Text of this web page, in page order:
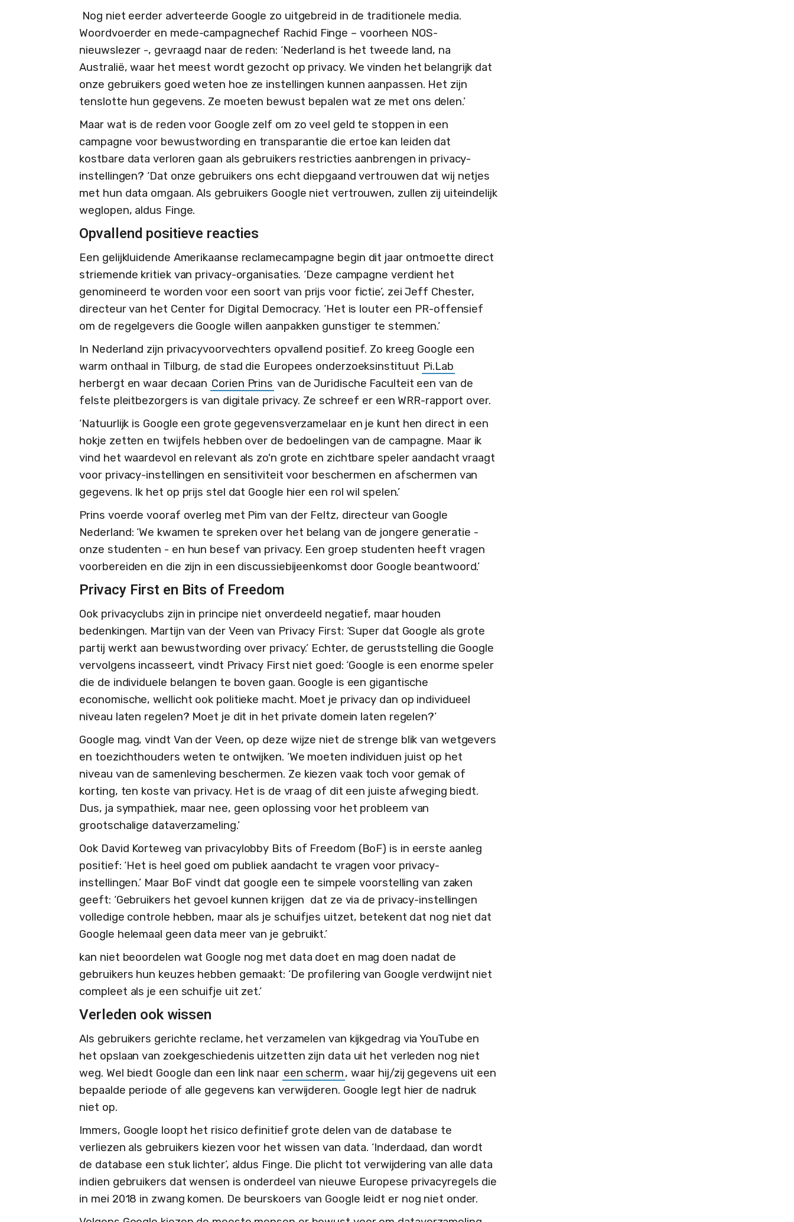
Nog niet eerder adverteerde Google zo uitgebreid in de traditionele media.
Woordvoerder en mede-campagnechef Rachid Finge – voorheen NOS-
nieuwslezer -, gevraagd naar de reden: ‘Nederland is het tweede land, na
Australië, waar het meest wordt gezocht op privacy. We vinden het belangrijk dat
onze gebruikers goed weten hoe ze instellingen kunnen aanpassen. Het zijn
tenslotte hun gegevens. Ze moeten bewust bepalen wat ze met ons delen.’
Maar wat is de reden voor Google zelf om zo veel geld te stoppen in een
campagne voor bewustwording en transparantie die ertoe kan leiden dat
kostbare data verloren gaan als gebruikers restricties aanbrengen in privacy-
instellingen? ‘Dat onze gebruikers ons echt diepgaand vertrouwen dat wij netjes
met hun data omgaan. Als gebruikers Google niet vertrouwen, zullen zij uiteindelijk
weglopen, aldus Finge.
Opvallend positieve reacties
Een gelijkluidende Amerikaanse reclamecampagne begin dit jaar ontmoette direct
striemende kritiek van privacy-organisaties. ‘Deze campagne verdient het
genomineerd te worden voor een soort van prijs voor fictie’, zei Jeff Chester,
directeur van het Center for Digital Democracy. ‘Het is louter een PR-offensief
om de regelgevers die Google willen aanpakken gunstiger te stemmen.’
In Nederland zijn privacyvoorvechters opvallend positief. Zo kreeg Google een
warm onthaal in Tilburg, de stad die Europees onderzoeksinstituut Pi.Lab
herbergt en waar decaan Corien Prins van de Juridische Faculteit een van de
felste pleitbezorgers is van digitale privacy. Ze schreef er een WRR-rapport over.
‘Natuurlijk is Google een grote gegevensverzamelaar en je kunt hen direct in een
hokje zetten en twijfels hebben over de bedoelingen van de campagne. Maar ik
vind het waardevol en relevant als zo'n grote en zichtbare speler aandacht vraagt
voor privacy-instellingen en sensitiviteit voor beschermen en afschermen van
gegevens. Ik het op prijs stel dat Google hier een rol wil spelen.’
Prins voerde vooraf overleg met Pim van der Feltz, directeur van Google
Nederland: ‘We kwamen te spreken over het belang van de jongere generatie -
onze studenten - en hun besef van privacy. Een groep studenten heeft vragen
voorbereiden en die zijn in een discussiebijeenkomst door Google beantwoord.’
Privacy First en Bits of Freedom
Ook privacyclubs zijn in principe niet onverdeeld negatief, maar houden
bedenkingen. Martijn van der Veen van Privacy First: ‘Super dat Google als grote
partij werkt aan bewustwording over privacy.’ Echter, de geruststelling die Google
vervolgens incasseert, vindt Privacy First niet goed: ‘Google is een enorme speler
die de individuele belangen te boven gaan. Google is een gigantische
economische, wellicht ook politieke macht. Moet je privacy dan op individueel
niveau laten regelen? Moet je dit in het private domein laten regelen?’
Google mag, vindt Van der Veen, op deze wijze niet de strenge blik van wetgevers
en toezichthouders weten te ontwijken. ‘We moeten individuen juist op het
niveau van de samenleving beschermen. Ze kiezen vaak toch voor gemak of
korting, ten koste van privacy. Het is de vraag of dit een juiste afweging biedt.
Dus, ja sympathiek, maar nee, geen oplossing voor het probleem van
grootschalige dataverzameling.’
Ook David Korteweg van privacylobby Bits of Freedom (BoF) is in eerste aanleg
positief: ‘Het is heel goed om publiek aandacht te vragen voor privacy-
instellingen.’ Maar BoF vindt dat google een te simpele voorstelling van zaken
geeft: ‘Gebruikers het gevoel kunnen krijgen dat ze via de privacy-instellingen
volledige controle hebben, maar als je schuifjes uitzet, betekent dat nog niet dat
Google helemaal geen data meer van je gebruikt.’
kan niet beoordelen wat Google nog met data doet en mag doen nadat de
gebruikers hun keuzes hebben gemaakt: ‘De profilering van Google verdwijnt niet
compleet als je een schuifje uit zet.’
Verleden ook wissen
Als gebruikers gerichte reclame, het verzamelen van kijkgedrag via YouTube en
het opslaan van zoekgeschiedenis uitzetten zijn data uit het verleden nog niet
weg. Wel biedt Google dan een link naar een scherm, waar hij/zij gegevens uit een
bepaalde periode of alle gegevens kan verwijderen. Google legt hier de nadruk
niet op.
Immers, Google loopt het risico definitief grote delen van de database te
verliezen als gebruikers kiezen voor het wissen van data. ‘Inderdaad, dan wordt
de database een stuk lichter’, aldus Finge. Die plicht tot verwijdering van alle data
indien gebruikers dat wensen is onderdeel van nieuwe Europese privacyregels die
in mei 2018 in zwang komen. De beurskoers van Google leidt er nog niet onder.